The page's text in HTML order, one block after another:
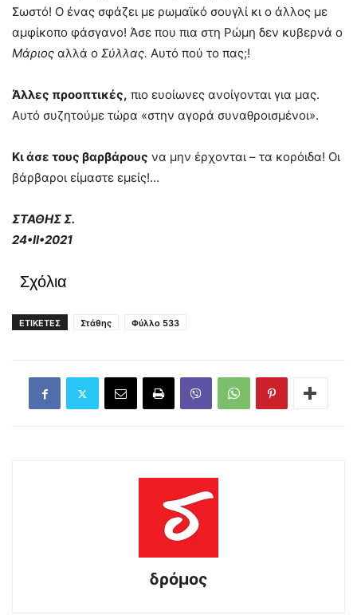
Σωστό! Ο ένας σφάζει με ρωμαϊκό σουγλί κι ο άλλος με
αμφίκοπο φάσγανο! Άσε που πια στη Ρώμη δεν κυβερνά ο
Μάριος αλλά ο Σύλλας. Αυτό πού το πας;!
Άλλες προοπτικές, πιο ευοίωνες ανοίγονται για μας.
Αυτό συζητούμε τώρα «στην αγορά συναθροισμένοι».
Κι άσε τους βαρβάρους να μην έρχονται – τα κορόιδα! Οι
βάρβαροι είμαστε εμείς!…
ΣΤΑΘΗΣ Σ.
24•II•2021
Σχόλια
ΕΤΙΚΕΤΕΣ Στάθης Φύλλο 533
δρόμος